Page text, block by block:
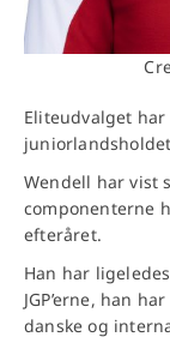
Eliteudvalget
Wendell har vist
componenterne
efteråret.
Han har
JGP’erne, han
danske og